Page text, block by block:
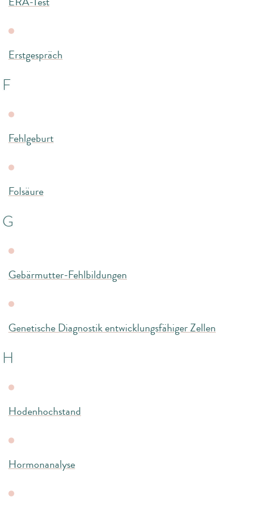
Erstgespräch
F
Fehlgeburt
Folsäure
G
Gebärmutter-Fehlbildungen
Genetische Diagnostik entwicklungsfähiger Zellen
H
Hodenhochstand
Hormonanalyse